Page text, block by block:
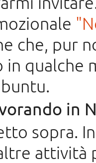
che, pur
in qualche
in
sopra.
attività